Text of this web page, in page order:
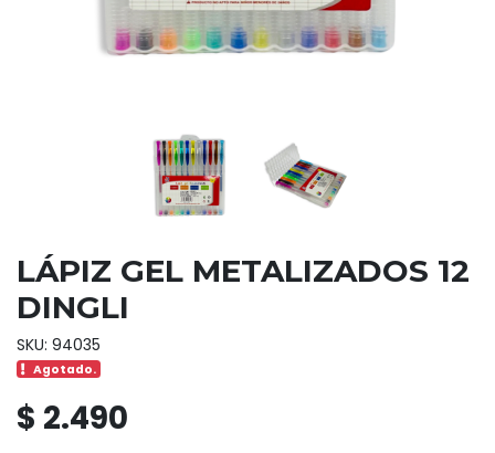
LÁPIZ GEL METALIZADOS 12
DINGLI
SKU: 94035
Agotado.
$ 2.490